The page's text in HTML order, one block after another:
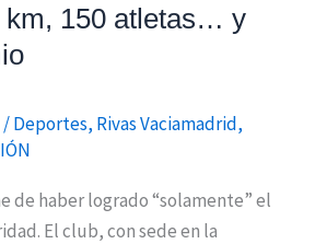
km, 150 atletas… y
/Deportes, Rivas Vaciamadrid,
de haber logrado “solamente” el
El club, con sede en la